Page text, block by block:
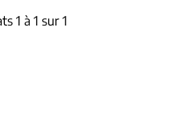
1 à 1 sur 1